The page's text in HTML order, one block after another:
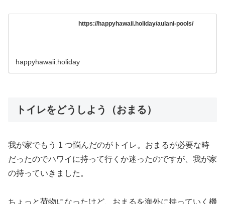
https://happyhawaii.holiday/aulani-pools/
happyhawaii.holiday
トイレをどうしよう（おまる）
我が家でもう 1 つ悩んだのがトイレ。おまるが必要な時
だったのでハワイに持って行くか迷ったのですが、我が家
の持っていきました。
ちょっと荷物になったけど、おまるを海外に持っていく機